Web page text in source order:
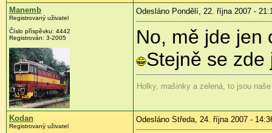
Manemb
Registrovaný uživatel
Číslo příspěvku: 4442
Registrován: 3-2005
Odesláno Pondělí, 22. října 2007 -
No, mě jde jen
Stejně se
Holky, mašinky a zelená, to jsou
Kodan
Registrovaný uživatel
Odesláno Středa, 24. října 2007 -